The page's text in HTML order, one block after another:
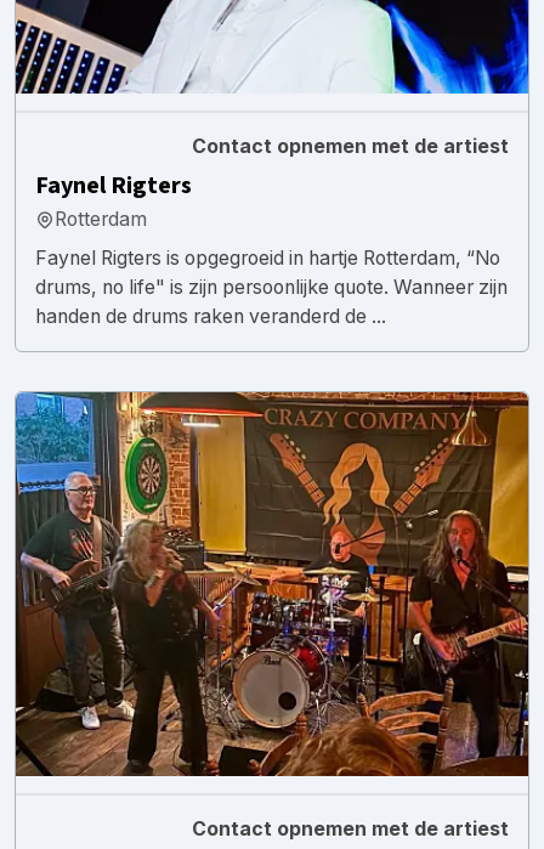
Contact opnemen met de artiest
Faynel Rigters
Rotterdam
Faynel Rigters is opgegroeid in hartje Rotterdam, “No
drums, no life" is zijn persoonlijke quote. Wanneer zijn
handen de drums raken veranderd de ...
Contact opnemen met de artiest